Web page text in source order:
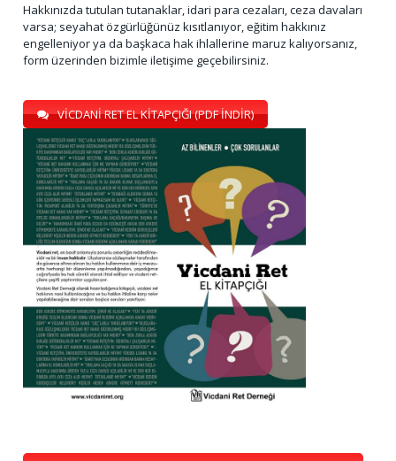
Hakkınızda tutulan tutanaklar, idari para cezaları, ceza davaları
varsa; seyahat özgürlüğünüz kısıtlanıyor, eğitim hakkınız
engelleniyor ya da başkaca hak ihlallerine maruz kalıyorsanız,
form üzerinden bizimle iletişime geçebilirsiniz.
VİCDANİ RET EL KİTAPÇIĞI (PDF İNDİR)